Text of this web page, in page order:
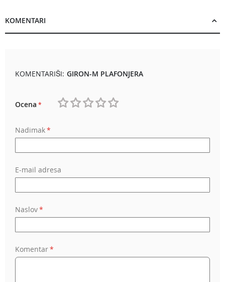
KOMENTARI
KOMENTARIŠI: GIRON-M PLAFONJERA
Ocena
Nadimak
E-mail adresa
Naslov
Komentar